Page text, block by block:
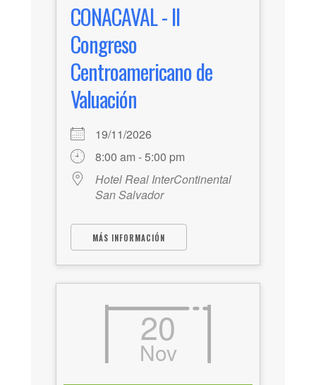
CONACAVAL - II
Congreso
Centroamericano de
Valuación
19/11/2026
8:00 am - 5:00 pm
Hotel Real InterContinental
San Salvador
MÁS INFORMACIÓN
20
Nov